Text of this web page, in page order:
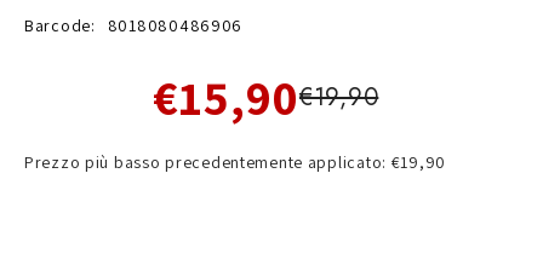
Barcode:
8018080486906
€15,90€19,90
Prezzo più basso precedentemente applicato: €19,90